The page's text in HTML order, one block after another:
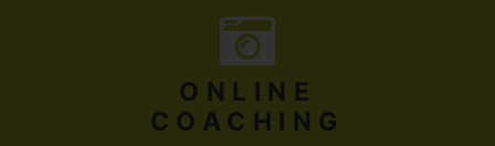
ONLINE
COACHING